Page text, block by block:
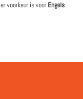
voorkeur is voor Engels.